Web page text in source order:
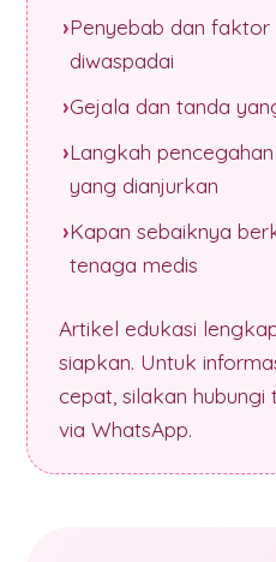
Penyebab dan faktor
diwaspadai
Gejala dan tanda
Langkah
yang dianjurkan
Kapan sebaiknya
tenaga medis
Artikel edukasi
siapkan. Untuk
cepat, silakan hubungi
via WhatsApp.